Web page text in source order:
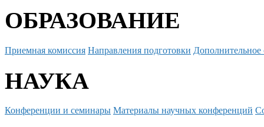
ОБРАЗОВАНИЕ
Приемная комиссия Направления подготовки Дополнительное
НАУКА
Конференции и семинары Материалы научных конференций